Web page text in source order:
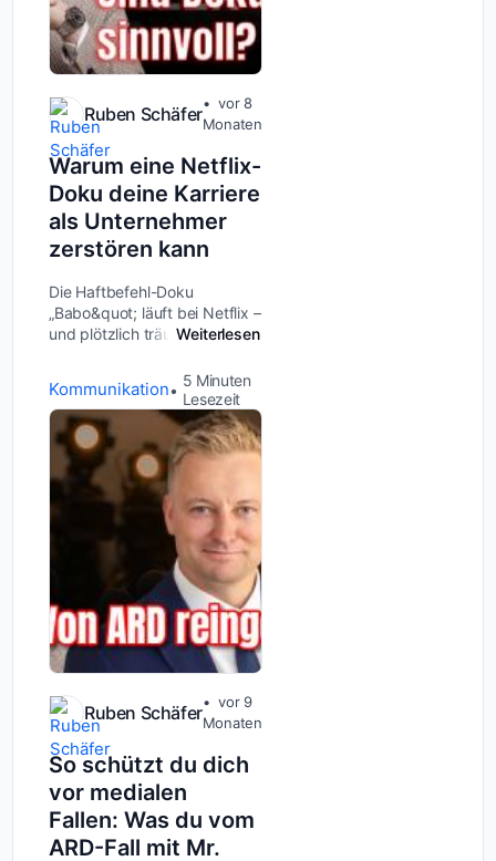
Ruben Schäfer
vor 8
Monaten
Warum eine Netflix-
Doku deine Karriere
als Unternehmer
zerstören kann
Die Haftbefehl-Doku
„Babo&quot; läuft bei Netflix –
und plötzlich träumen auch
Streaming-Plattform. Millionen
Views, mediale
Aufmerksamkeit, der Name in
aller Munde: Klingt...
Weiterlesen
Kommunikation 5 Minuten
Lesezeit
Ruben Schäfer
vor 9
Monaten
So schützt du dich
vor medialen
Fallen: Was du vom
ARD-Fall mit Mr.